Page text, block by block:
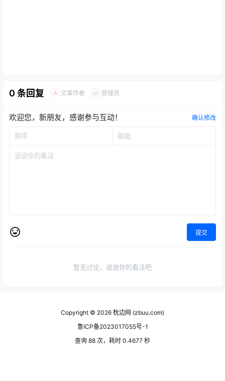
0 条回复 A 文章作者 M 管理员
欢迎您，新朋友，感谢参与互动！ 确认修改
提交
暂无讨论，说说你的看法吧
Copyright © 2026 枕边网 (zbuu.com)
鲁ICP备2023017055号-1
查询 88 次，耗时 0.4677 秒